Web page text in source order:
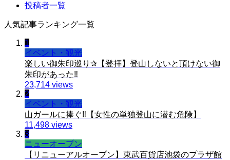
投稿者一覧
人気記事ランキング一覧
1
イベント・観光
楽しい御朱印巡り✰【登拝】登山しないと頂けない御
朱印があった‼️
23,714 views
2
イベント・観光
山ガールに捧ぐ‼️【女性の単独登山に潜む危険】
11,498 views
3
ニューオープン
【リニューアルオープン】東武百貨店池袋のプラザ館